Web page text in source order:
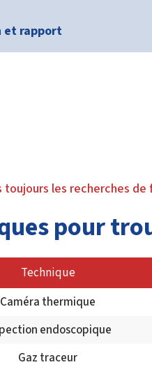
et rapport
toujours les recherches
pour
Technique
Caméra thermique
endoscopique
Gaz traceur